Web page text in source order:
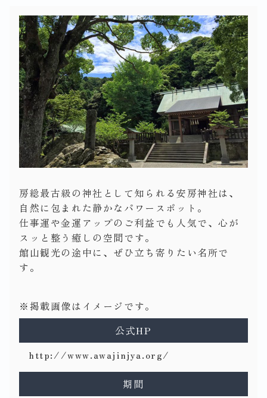
房総最古級の神社として知られる安房神社は、
自然に包まれた静かなパワースポット。
仕事運や金運アップのご利益でも人気で、心が
スッと整う癒しの空間です。
館山観光の途中に、ぜひ立ち寄りたい名所で
す。
※掲載画像はイメージです。
公式HP
http://www.awajinjya.org/
期間